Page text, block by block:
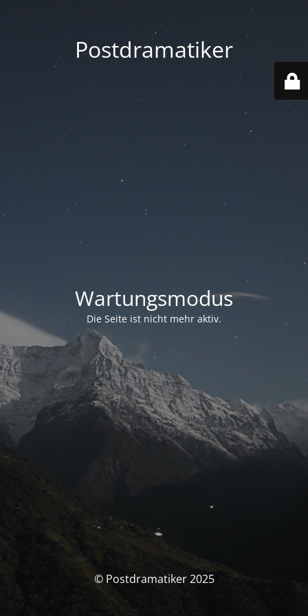
Postdramatiker
Wartungsmodus
Die Seite ist nicht mehr aktiv.
© Postdramatiker 2025